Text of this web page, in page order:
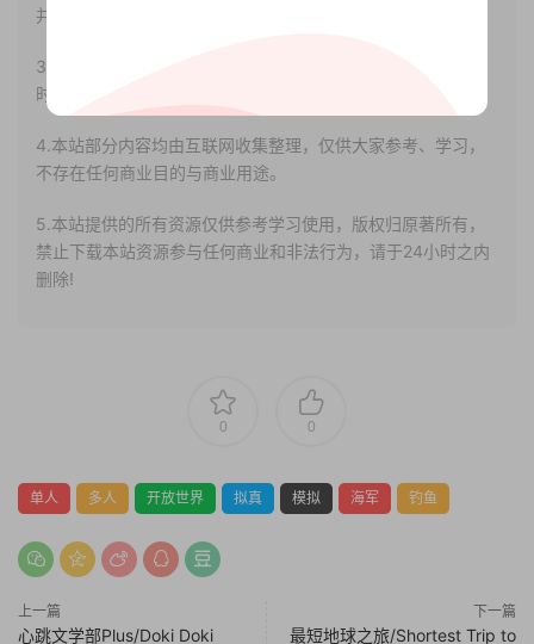
并合法使用。
3.如果本站有侵犯、不妥之处的资源，请联系我们。将会第一
时间解决！
4.本站部分内容均由互联网收集整理，仅供大家参考、学习，
不存在任何商业目的与商业用途。
5.本站提供的所有资源仅供参考学习使用，版权归原著所有，
禁止下载本站资源参与任何商业和非法行为，请于24小时之内
删除!
0 0
单人 多人 开放世界 拟真 模拟 海军 钓鱼
上一篇
心跳文学部Plus/Doki Doki
下一篇
最短地球之旅/Shortest Trip to